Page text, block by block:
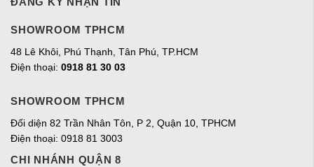
SHOWROOM TPHCM
48 Lê Khôi, Phú Thạnh, Tân Phú, TP.HCM
Điện thoại: 0918 81 30 03
SHOWROOM TPHCM
Đối diện 82 Trần Nhân Tôn, P 2, Quận 10, TPHCM
Điện thoại: 0918 81 3003
CHI NHÁNH QUẬN 8